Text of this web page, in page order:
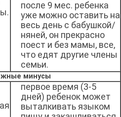
после 9 мес. ребенка
уже можно оставить на
весь день с бабушкой/
няней, он прекрасно
поест и без мамы, все,
что едят другие члены
семьи.
минусы
первое время (3-5
дней) ребенок может
выталкивать языком